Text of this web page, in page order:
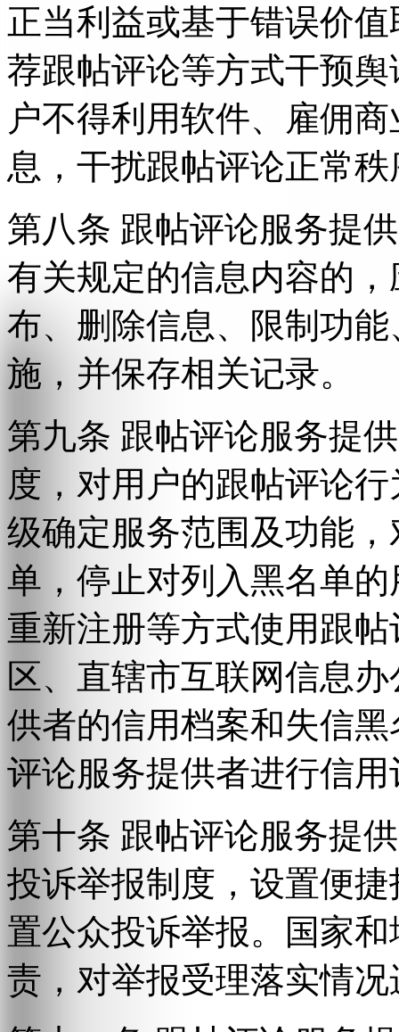
正当利益或基于错误价
荐跟帖评论等方式干预
户不得利用软件、雇佣
息，干扰跟帖评论正常
第八条 跟帖评论服务提
有关规定的信息内容的
布、删除信息、限制功
施，并保存相关记录。
第九条 跟帖评论服务提
度，对用户的跟帖评论
级确定服务范围及功能
单，停止对列入黑名单
重新注册等方式使用跟
区、直辖市互联网信息
供者的信用档案和失信
评论服务提供者进行信用
第十条 跟帖评论服务提
投诉举报制度，设置便
置公众投诉举报。国家
责，对举报受理落实情